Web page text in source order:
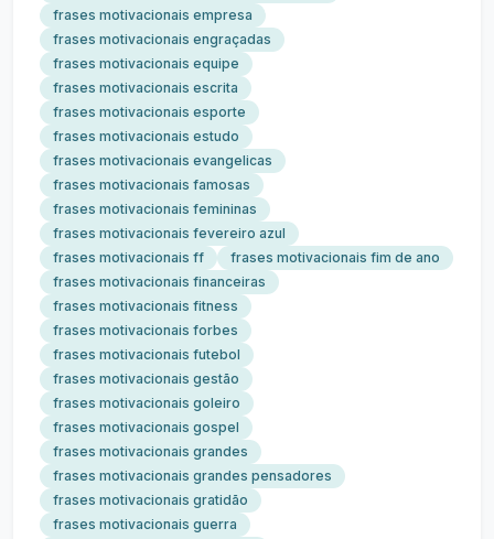
frases motivacionais empresa
frases motivacionais engraçadas
frases motivacionais equipe
frases motivacionais escrita
frases motivacionais esporte
frases motivacionais estudo
frases motivacionais evangelicas
frases motivacionais famosas
frases motivacionais femininas
frases motivacionais fevereiro azul
frases motivacionais ff
frases motivacionais fim de ano
frases motivacionais financeiras
frases motivacionais fitness
frases motivacionais forbes
frases motivacionais futebol
frases motivacionais gestão
frases motivacionais goleiro
frases motivacionais gospel
frases motivacionais grandes
frases motivacionais grandes pensadores
frases motivacionais gratidão
frases motivacionais guerra